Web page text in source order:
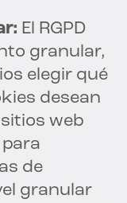
El RGPD
granular,
elegir qué
desean
web
de
granular